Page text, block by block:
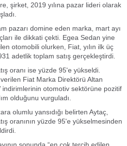
şirket, 2019 yılına pazar lideri olarak
pazarı domine eden marka, mart ayı
ile dikkati çekti. Egea Sedan yine
otomobili olurken, Fiat, yılın ilk üç
adetlik toplam satış gerçekleştirdi.
oranı ise yüzde 95'e yükseldi.
Fiat Marka Direktörü Altan
indirimlerinin otomotiv sektörüne pozitif
olduğunu vurguladı.
olumlu yansıdığı belirten Aytaç,
oranının yüzde 95'e yükselmesinden